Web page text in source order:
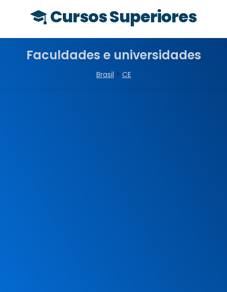
Cursos Superiores
Faculdades e universidades
Brasil > CE